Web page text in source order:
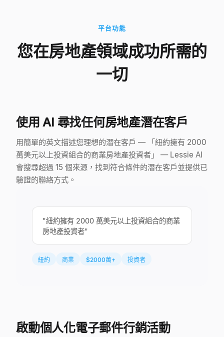
平台功能
您在房地產領域成功所需的
一切
使用 AI 尋找任何房地產潛在客戶
用簡單的英文描述您理想的潛在客戶 — 「紐約擁有 2000
萬美元以上投資組合的商業房地產投資者」 — Lessie AI
會搜尋超過 15 個來源，找到符合條件的潛在客戶並提供已
驗證的聯絡方式。
"紐約擁有 2000 萬美元以上投資組合的商業
房地產投資者"
紐約 商業 $2000萬+ 投資者
啟動個人化電子郵件行銷活動